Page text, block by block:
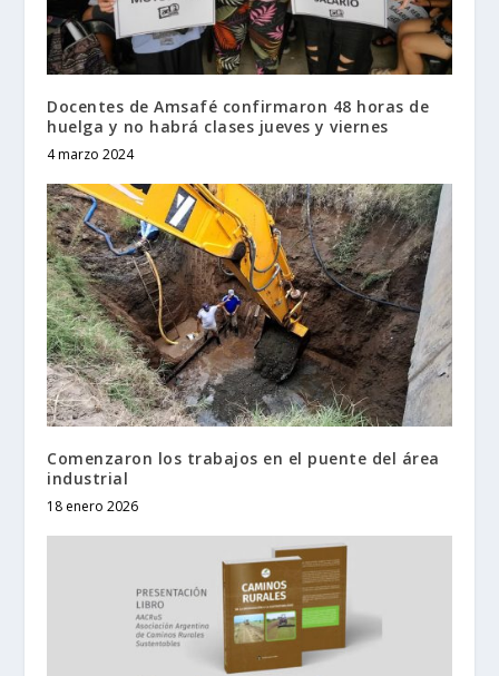
Docentes de Amsafé confirmaron 48 horas de
huelga y no habrá clases jueves y viernes
4 marzo 2024
Comenzaron los trabajos en el puente del área
industrial
18 enero 2026